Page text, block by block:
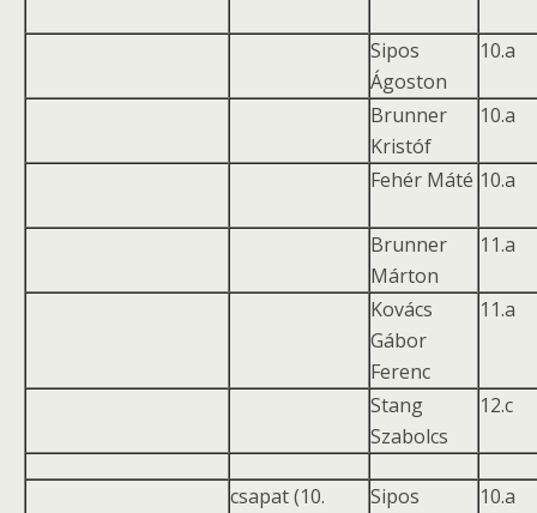
Sipos
Ágoston
10.a
Brunner
Kristóf
10.a
Fehér Máté 10.a
Brunner
Márton
11.a
Kovács
Gábor
Ferenc
11.a
Stang
Szabolcs
12.c
csapat (10.
Sipos
10.a